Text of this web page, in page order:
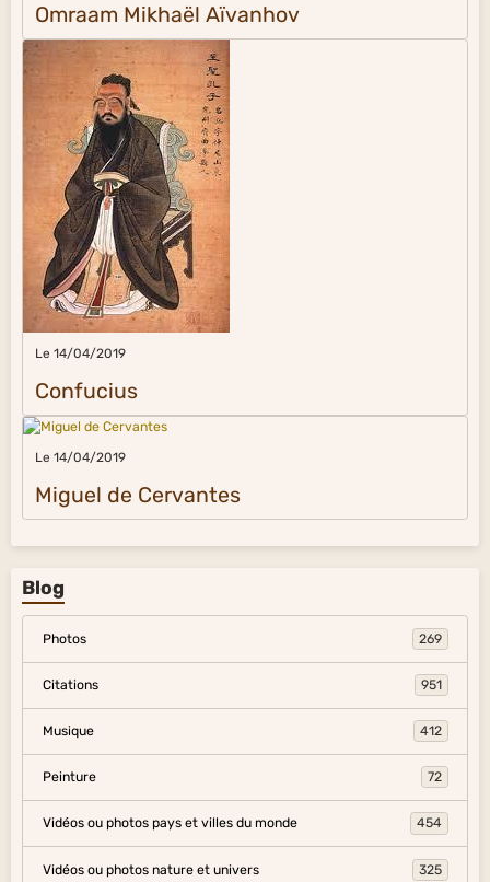
Omraam Mikhaël Aïvanhov
Le 14/04/2019
Confucius
Le 14/04/2019
Miguel de Cervantes
Blog
Photos 269
Citations 951
Musique 412
Peinture 72
Vidéos ou photos pays et villes du monde 454
Vidéos ou photos nature et univers 325